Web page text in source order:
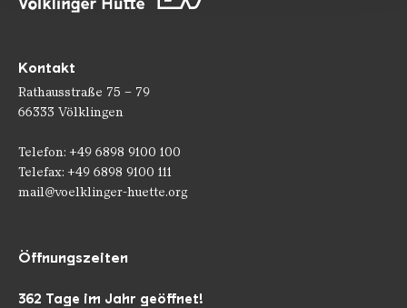
Kontakt
Rathausstraße 75 – 79
66333 Völklingen
Telefon: +49 6898 9100 100
Telefax: +49 6898 9100 111
mail@voelklinger-huette.org
Öffnungszeiten
362 Tage im Jahr geöffnet!